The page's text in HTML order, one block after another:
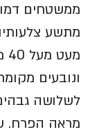
ממשטחים
ונובעים
לשלושה
מראה הפרח.